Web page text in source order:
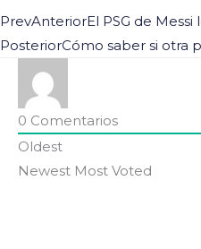
PrevAnteriorEl PSG de
PosteriorCómo saber si otra
0 Comentarios
Oldest
Newest Most Voted